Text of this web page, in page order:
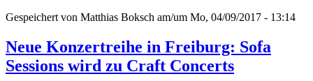
Gespeichert von Matthias Boksch am/um Mo, 04/09/2017 - 13:14
Neue Konzertreihe in Freiburg: Sofa
Sessions wird zu Craft Concerts